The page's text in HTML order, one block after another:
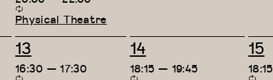
Physical Theatre
3
Veranstaltungen,
13
16:30 — 17:30
2
Veranstaltungen,
14
18:15— 19:45
2
15
18:15